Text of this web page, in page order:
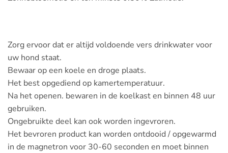
Zorg ervoor dat er altijd voldoende vers drinkwater voor
uw hond staat.
Bewaar op een koele en droge plaats.
Het best opgediend op kamertemperatuur.
Na het openen. bewaren in de koelkast en binnen 48 uur
gebruiken.
Ongebruikte deel kan ook worden ingevroren.
Het bevroren product kan worden ontdooid / opgewarmd
in de magnetron voor 30-60 seconden en moet binnen